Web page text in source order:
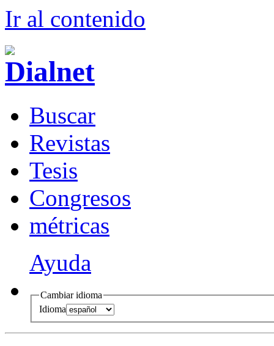
Ir al contenido
Buscar
Revistas
Tesis
Congresos
métricas
Ayuda
Cambiar idioma
Idioma